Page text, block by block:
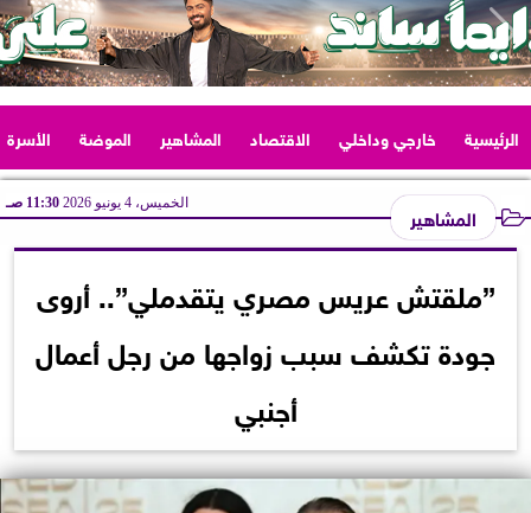
الرئيسية خارجي وداخلي الاقتصاد المشاهير الموضة الأسرة
المشاهير الخميس، 4 يونيو 2026 11:30 صـ
”ملقتش عريس مصري يتقدملي”.. أروى
جودة تكشف سبب زواجها من رجل أعمال
أجنبي